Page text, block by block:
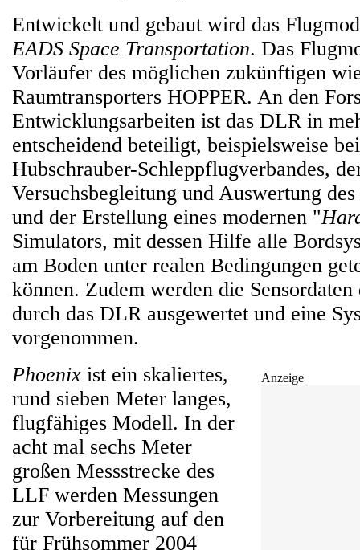
Entwickelt und gebaut wird das
EADS Space Transportation. Das
Vorläufer des möglichen zukünftigen
Raumtransporters HOPPER. An den
Entwicklungsarbeiten ist das DLR in
entscheidend beteiligt, beispielsweise
Hubschrauber-Schleppflugverbandes,
Versuchsbegleitung und Auswertung
und der Erstellung eines modernen "
Simulators, mit dessen Hilfe alle
am Boden unter realen Bedingungen
können. Zudem werden die Sensordaten
durch das DLR ausgewertet und eine
vorgenommen.
Anzeige
Phoenix ist ein skaliertes,
rund sieben Meter langes,
flugfähiges Modell. In der
acht mal sechs Meter
großen Messstrecke des
LLF werden Messungen
zur Vorbereitung auf den
für Frühsommer 2004